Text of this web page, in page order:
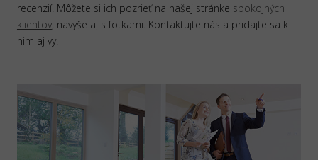
recenzií. Môžete si ich pozrieť na našej stránke spokojných
klientov, navyše aj s fotkami. Kontaktujte nás a pridajte sa k
nim aj vy.